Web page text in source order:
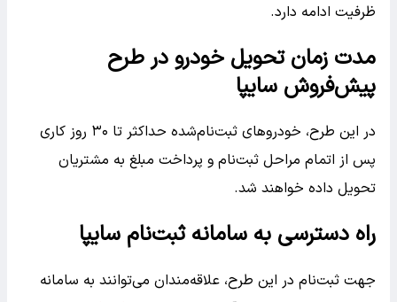
ظرفیت ادامه دارد.
مدت زمان تحویل خودرو در طرح
پیش‌فروش سایپا
در این طرح، خودروهای ثبت‌نام‌شده حداکثر تا ۳۰ روز کاری
پس از اتمام مراحل ثبت‌نام و پرداخت مبلغ به مشتریان
تحویل داده خواهند شد.
راه دسترسی به سامانه ثبت‌نام سایپا
جهت ثبت‌نام در این طرح، علاقه‌مندان می‌توانند به سامانه